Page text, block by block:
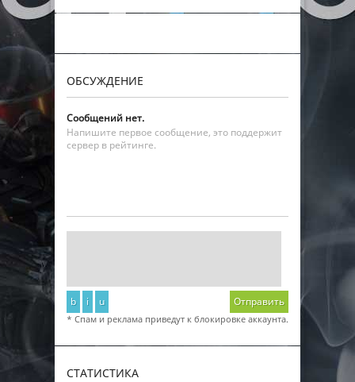
ОБСУЖДЕНИЕ
Сообщений нет.
Напишите первое сообщение, это поддержит
сервер в рейтинге.
b i u Отправить
* Спам и реклама приведут к блокировке аккаунта.
СТАТИСТИКА